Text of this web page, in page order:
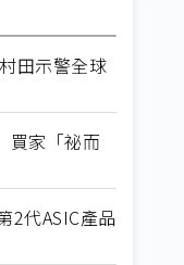
田示警全球
買家「祕而
2代ASIC產品